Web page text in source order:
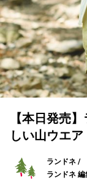
【本日発売
しい山ウエ
ランドネ /
ランドネ 編